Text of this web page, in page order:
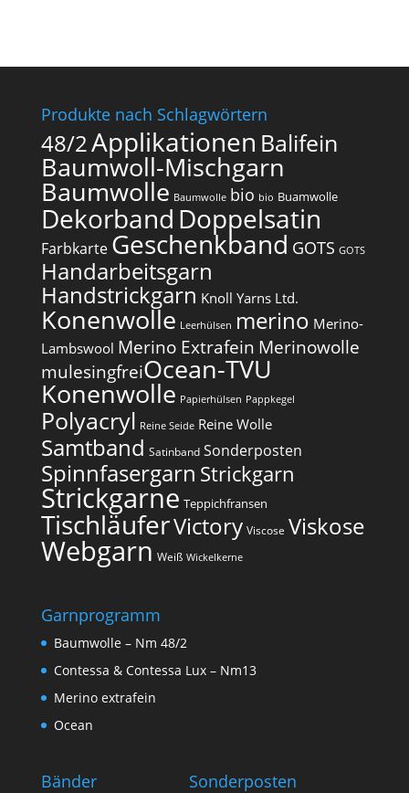
Produkte nach Schlagwörtern
48/2Applikationen Balifein
Baumwoll-Mischgarn
Baumwolle Baumwolle bio bio Buamwolle
Dekorband Doppelsatin
Farbkarte Geschenkband GOTS GOTS
Handarbeitsgarn
Handstrickgarn Knoll Yarns Ltd.
Konenwolle Leerhülsen merino Merino-
Lambswool Merino Extrafein Merinowolle
mulesingfrei​Ocean-TVU
Konenwolle Papierhülsen Pappkegel
Polyacryl Reine Seide Reine Wolle
Samtband Satinband Sonderposten
Spinnfasergarn Strickgarn
Strickgarne Teppichfransen
TischläuferVictory Viscose Viskose
Webgarn Weiß Wickelkerne
Garnprogramm
Baumwolle – Nm 48/2
Contessa & Contessa Lux – Nm13
Merino extrafein
Ocean
Bänder Sonderposten